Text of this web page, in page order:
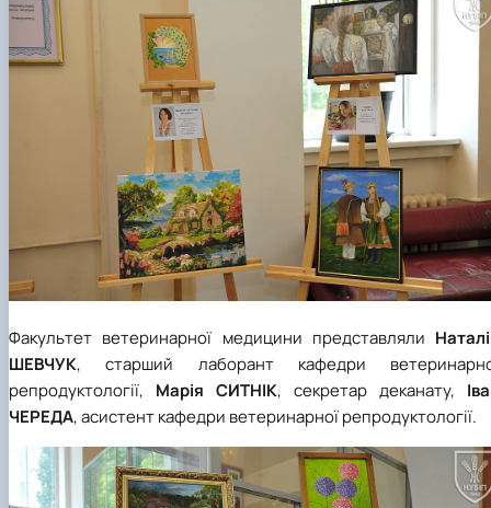
Факультет ветеринарної медицини представляли
ШЕВЧУК, старший лаборант кафедри
репродуктології, Марія СИТНІК, секретар деканату,
ЧЕРЕДА, асистент кафедри ветеринарної репродуктології.